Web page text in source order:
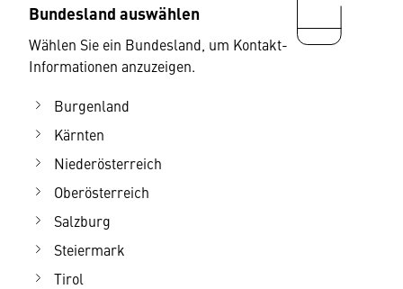
Bundesland auswählen
Wählen Sie ein Bundesland, um Kontakt-
Informationen anzuzeigen.
Burgenland
Kärnten
Niederösterreich
Oberösterreich
Salzburg
Steiermark
Tirol